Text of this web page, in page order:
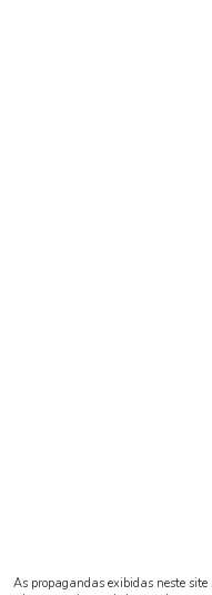
As propagandas exibidas neste site